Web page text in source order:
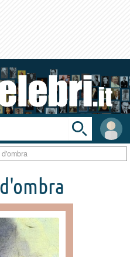
User
area
Toggle
search
bar